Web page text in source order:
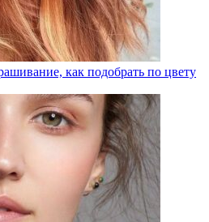
как подобрать по цвету